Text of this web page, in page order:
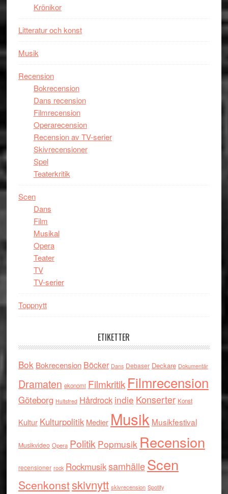
Krönikor
Litteratur och konst
Musik
Recension
Bokrecension
Dans recension
Filmrecension
Operarecension
Recension av TV-serier
Skivrecensioner
Spel
Teaterkritik
Scen
Dans
Film
Musikal
Opera
Teater
TV
TV-serier
Toppnytt
ETIKETTER
Bok Bokrecension Böcker Dans Debaser Deckare Dokumentär
Dramaten ekonomi Filmkritik Filmrecension
Göteborg Hultsfred Hårdrock indie Konserter Konst
Kultur Kulturpolitik Medier Musik Musikfestival
Musikvideo Opera Politik Popmusik Recension
recensioner rock RockmusiksamhälleScen
Scenkonstskivnytt skivrecension Spotify